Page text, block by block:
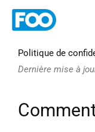
Skip
Politique de
Dernière mise à